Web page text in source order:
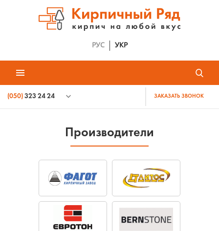
РУС УКР
(050) 323 24 24 ЗАКАЗАТЬ ЗВОНОК
Производители